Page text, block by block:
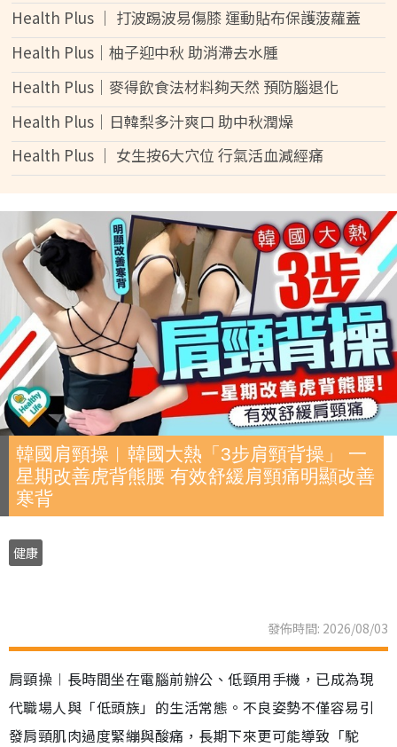
Health Plus │ 打波踢波易傷膝 運動貼布保護菠蘿蓋
Health Plus│柚子迎中秋 助消滯去水腫
Health Plus│麥得飲食法材料夠天然 預防腦退化
Health Plus│日韓梨多汁爽口 助中秋潤燥
Health Plus │ 女生按6大穴位 行氣活血減經痛
韓國肩頸操︱韓國大熱「3步肩頸背操」 一
星期改善虎背熊腰 有效舒緩肩頸痛明顯改善
寒背
健康
發佈時間: 2026/08/03
肩頸操︱長時間坐在電腦前辦公、低頸用手機，已成為現
代職場人與「低頭族」的生活常態。不良姿勢不僅容易引
發肩頸肌肉過度緊繃與酸痛，長期下來更可能導致「駝